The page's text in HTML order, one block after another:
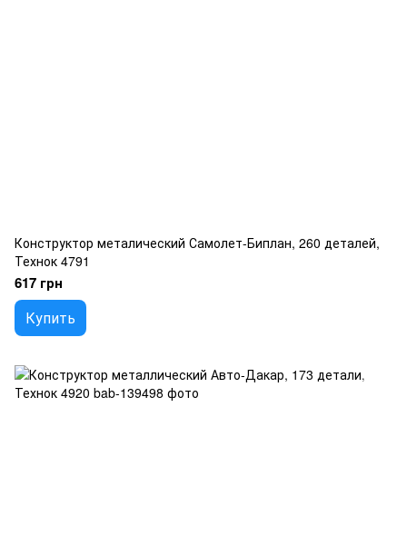
Конструктор металический Самолет-Биплан, 260 деталей,
Технок 4791
617 грн
Купить